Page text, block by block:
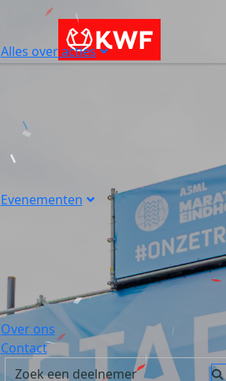
Alles over acties
Evenementen
Over ons
Contact